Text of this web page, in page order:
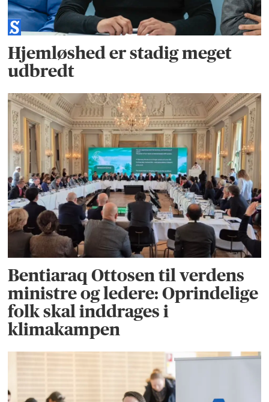
Hjemløshed er stadig meget
udbredt
Bentiaraq Ottosen til verdens
ministre og ledere: Oprindelige
folk skal inddrages i
klimakampen